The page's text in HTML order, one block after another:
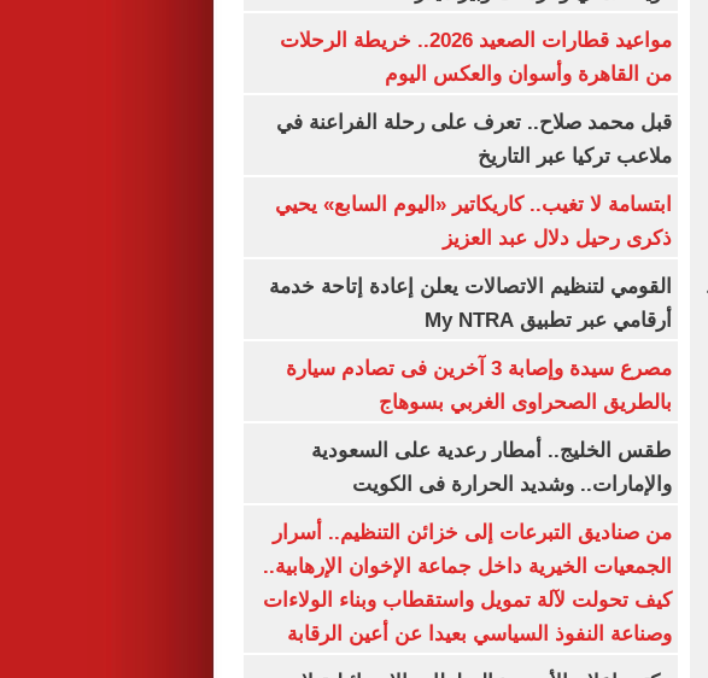
مواعيد قطارات الصعيد 2026.. خريطة الرحلات
من القاهرة وأسوان والعكس اليوم
قبل محمد صلاح.. تعرف على رحلة الفراعنة في
ملاعب تركيا عبر التاريخ
ابتسامة لا تغيب.. كاريكاتير «اليوم السابع» يحيي
ذكرى رحيل دلال عبد العزيز
القومي لتنظيم الاتصالات يعلن إعادة إتاحة خدمة
أرقامي عبر تطبيق My NTRA
مصرع سيدة وإصابة 3 آخرين فى تصادم سيارة
بالطريق الصحراوى الغربي بسوهاج
طقس الخليج.. أمطار رعدية على السعودية
والإمارات.. وشديد الحرارة فى الكويت
من صناديق التبرعات إلى خزائن التنظيم.. أسرار
الجمعيات الخيرية داخل جماعة الإخوان الإرهابية..
كيف تحولت لآلة تمويل واستقطاب وبناء الولاءات
وصناعة النفوذ السياسي بعيدا عن أعين الرقابة